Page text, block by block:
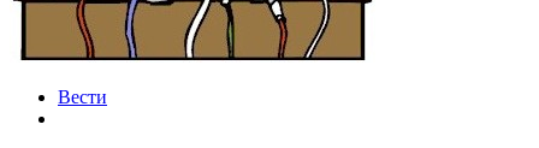
Вести